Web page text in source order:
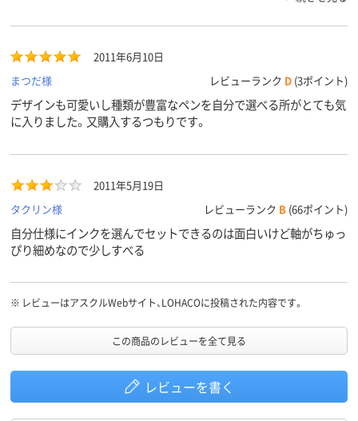
分かり易いです。本体の塗装（ピンク色の部分）は割とすぐにハゲて
2011年6月10日
まつだ様
レビューランク D (3ポイント)
デザインも可愛いし種類が豊富なペンを自分で選べる所がとても気
に入りました。又購入するつもりです。
2011年5月19日
タクリン様
レビューランク B (66ポイント)
自分仕様にインクを選んでセットできるのは面白いけど軸がちゅっ
ぴり細めなので少しすべる
※ レビューはアスクルWebサイト、LOHACOに投稿された内容です。
この商品のレビューを全て見る
レビューを書く